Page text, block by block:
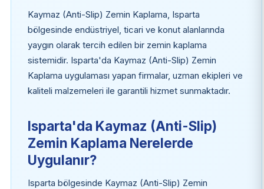
Kaymaz (Anti-Slip) Zemin Kaplama, Isparta
bölgesinde endüstriyel, ticari ve konut alanlarında
yaygın olarak tercih edilen bir zemin kaplama
sistemidir. Isparta'da Kaymaz (Anti-Slip) Zemin
Kaplama uygulaması yapan firmalar, uzman ekipleri ve
kaliteli malzemeleri ile garantili hizmet sunmaktadır.
Isparta'da Kaymaz (Anti-Slip)
Zemin Kaplama Nerelerde
Uygulanır?
Isparta bölgesinde Kaymaz (Anti-Slip) Zemin